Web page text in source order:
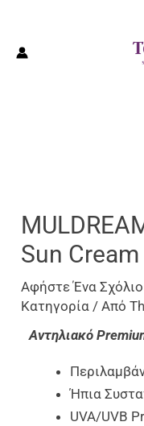
Περιεχόμενο
Sun
Αφήστε Ένα Σχόλιο
Κατηγορία / Από
Αντηλιακό
Ήπια
UVA/UVB